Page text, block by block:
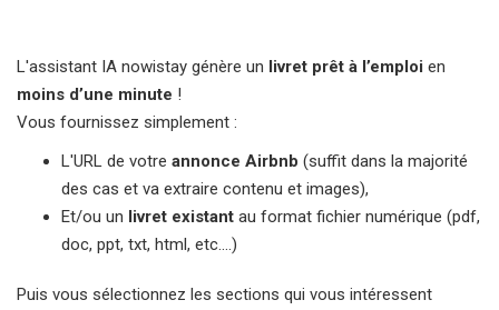
L'assistant IA nowistay génère un livret prêt à l’emploi en
moins d’une minute !
Vous fournissez simplement :
L'URL de votre annonce Airbnb (suffit dans la majorité
des cas et va extraire contenu et images),
Et/ou un livret existant au format fichier numérique (pdf,
doc, ppt, txt, html, etc....)
Puis vous sélectionnez les sections qui vous intéressent